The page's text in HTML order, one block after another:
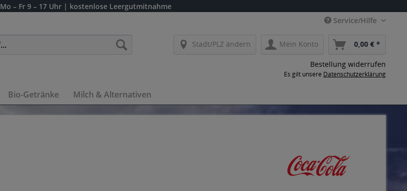
Mo – Fr 9 – 17 Uhr | kostenlose Leergutmitnahme
Service/Hilfe
Stadt/PLZ ändern Mein Konto 0,00 € *
Bestellung widerrufen
Es gilt unsere Datenschutzerklärung
Bio-Getränke Milch & Alternativen